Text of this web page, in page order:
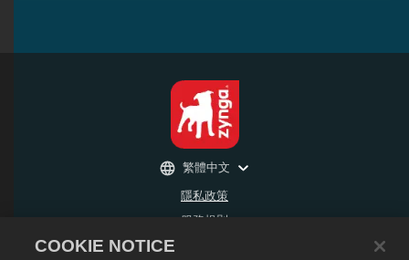
隱私政策
服務規則
不得出售或分享我的個人資訊
繁體中文
COOKIE NOTICE